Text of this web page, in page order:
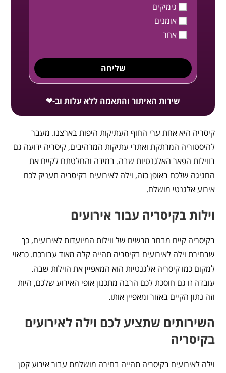
גימיקים
אומנים
אחר
שליחה
שירות האיתור והתאמה ללא עלות וב-❤
קיסריה היא אחת ערי החוף העתיקות היפות בארצנו. מעבר
להיסטוריה המרתקת ואתרי עתיקות המרהיבים, קיסריה ידועה גם
בווילות הפאר האלגנטיות שבה. במידה והחלטתם לקיים את
החגיגה שלכם באופן כזה, וילה לאירועים בקיסריה תעניק לכם
אירוע אלגנטי מושלם.
וילות בקיסריה עבור אירועים
בקיסריה קיים מבחר מרשים של ווילות המיועדות לאירועים, כך
שבחירת וילה לאירועים בקיסריה תהייה קלה מאוד עבורכם. כראוי
למקום כמו קיסריה אלגנטיות הוא המאפיין את הוילות שבה.
עובדה זו גם חוסכת לכם הרבה מתכנון אופי האירוע שלכם, היות
וזה נתון הקיים באזור ומאפיין אותו.
השירותים שתציע לכם וילה לאירועים
בקיסריה
וילה לאירועים בקיסריה תהייה בחירה מושלמת עבור אירוע קטן